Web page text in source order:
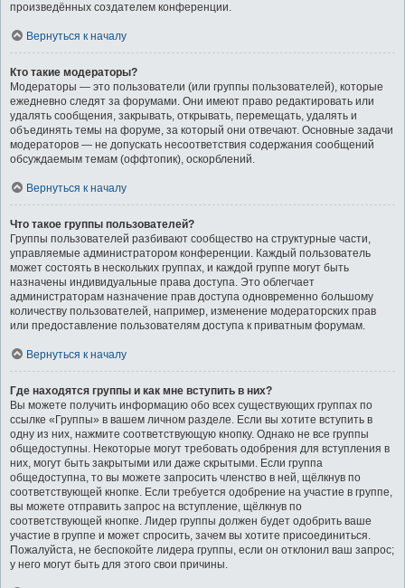
произведённых создателем конференции.
Вернуться к началу
Кто такие модераторы?
Модераторы — это пользователи (или группы пользователей), которые
ежедневно следят за форумами. Они имеют право редактировать или
удалять сообщения, закрывать, открывать, перемещать, удалять и
объединять темы на форуме, за который они отвечают. Основные задачи
модераторов — не допускать несоответствия содержания сообщений
обсуждаемым темам (оффтопик), оскорблений.
Вернуться к началу
Что такое группы пользователей?
Группы пользователей разбивают сообщество на структурные части,
управляемые администратором конференции. Каждый пользователь
может состоять в нескольких группах, и каждой группе могут быть
назначены индивидуальные права доступа. Это облегчает
администраторам назначение прав доступа одновременно большому
количеству пользователей, например, изменение модераторских прав
или предоставление пользователям доступа к приватным форумам.
Вернуться к началу
Где находятся группы и как мне вступить в них?
Вы можете получить информацию обо всех существующих группах по
ссылке «Группы» в вашем личном разделе. Если вы хотите вступить в
одну из них, нажмите соответствующую кнопку. Однако не все группы
общедоступны. Некоторые могут требовать одобрения для вступления в
них, могут быть закрытыми или даже скрытыми. Если группа
общедоступна, то вы можете запросить членство в ней, щёлкнув по
соответствующей кнопке. Если требуется одобрение на участие в группе,
вы можете отправить запрос на вступление, щёлкнув по
соответствующей кнопке. Лидер группы должен будет одобрить ваше
участие в группе и может спросить, зачем вы хотите присоединиться.
Пожалуйста, не беспокойте лидера группы, если он отклонил ваш запрос;
у него могут быть для этого свои причины.